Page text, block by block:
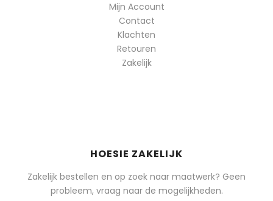
Mijn Account
Contact
Klachten
Retouren
Zakelijk
HOESIE ZAKELIJK
Zakelijk bestellen en op zoek naar maatwerk? Geen
probleem, vraag naar de mogelijkheden.